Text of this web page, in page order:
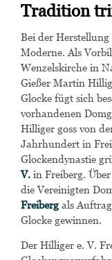
Tradition
Bei der
Moderne. Als
Wenzelskirche in
Gießer Martin
Glocke fügt sich
vorhandenen
Hilliger goss von
Jahrhundert in
Glockendynastie
V. in Freiberg.
die Vereinigten
Freiberg als
Glocke gewinnen.
Der Hilliger e. V.